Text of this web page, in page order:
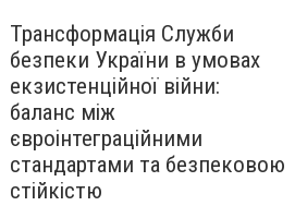
Трансформація Служби
безпеки України в умовах
екзистенційної війни:
баланс між
євроінтеграційними
стандартами та безпековою
стійкістю